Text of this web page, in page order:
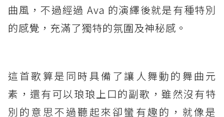
曲風，不過經過 Ava 的演繹後就是有種特別
的感覺，充滿了獨特的氛圍及神秘感。
這首歌算是同時具備了讓人舞動的舞曲元
素，還有可以琅琅上口的副歌，雖然沒有特
別的意思不過聽起來卻蠻有趣的，就像是